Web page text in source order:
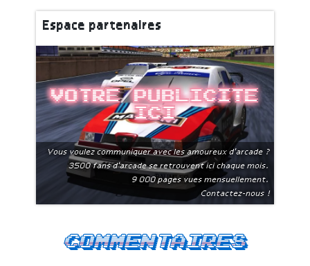
Espace partenaires
Votre publicite
ici
Vous voulez communiquer avec les amoureux d'arcade ?
3500 fans d'arcade se retrouvent ici chaque mois.
9 000 pages vues mensuellement.
Contactez-nous !
Commentaires